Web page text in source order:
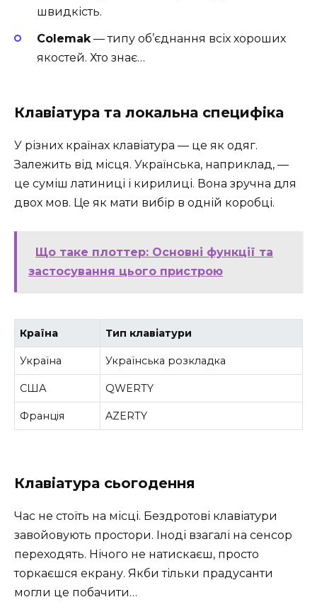
швидкість.
Colemak— типу об’єднання всіх хороших
якостей. Хто знає…
Клавіатура та локальна специфіка
У різних країнах клавіатура — це як одяг.
Залежить від місця. Українська, наприклад, —
це суміш латиниці і кирилиці. Вона зручна для
двох мов. Це як мати вибір в одній коробці.
Що таке плоттер: Основні функції та
застосування цього пристрою
Країна Тип клавіатури
Україна Українська розкладка
США QWERTY
Франція AZERTY
Клавіатура сьогодення
Час не стоїть на місці. Бездротові клавіатури
завойовують простори. Іноді взагалі на сенсор
переходять. Нічого не натискаєш, просто
торкаєшся екрану. Якби тільки прадусанти
могли це побачити…